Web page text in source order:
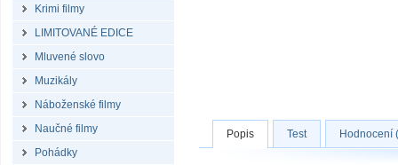
Krimi filmy
LIMITOVANÉ EDICE
Mluvené slovo
Muzikály
Náboženské filmy
Naučné filmy
Pohádky
Popis Test Hodnocení